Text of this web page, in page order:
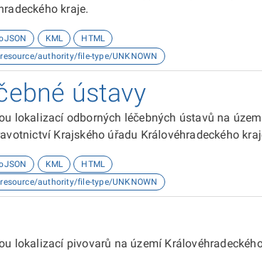
kraje.
KML
HTML
authority/file-type/UNKNOWN
ústavy
lokalizací odborných léčebných ústavů na
Krajského úřadu Královéhradeckého
KML
HTML
authority/file-type/UNKNOWN
lokalizací pivovarů na území